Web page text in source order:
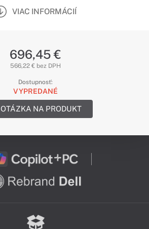
VIAC INFORMÁCIÍ
696,45 €
566,22 € bez DPH
Dostupnosť:
VYPREDANÉ
OTÁZKA NA PRODUKT